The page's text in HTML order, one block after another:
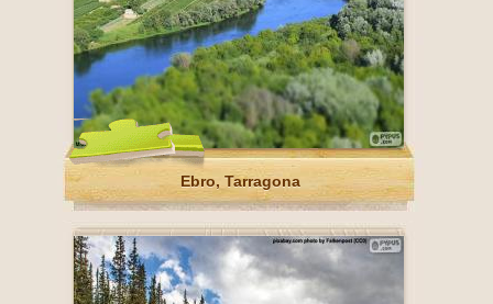
Ebro, Tarragona